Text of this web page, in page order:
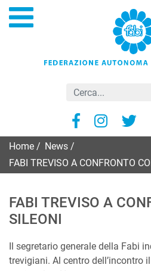
Home News
FABI TREVISO A CONFRONTO
FABI TREVISO A
SILEONI
Il segretario generale della Fabi
trevigiani. Al centro dell’incontro